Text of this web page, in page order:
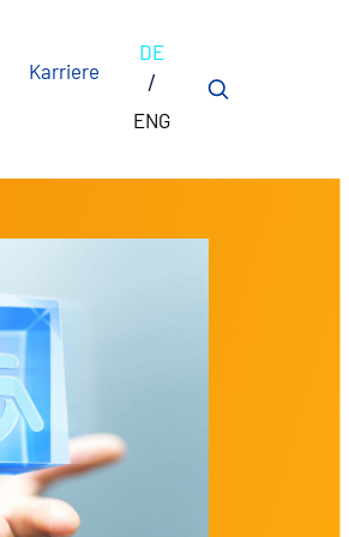
Karriere
DE
ENG